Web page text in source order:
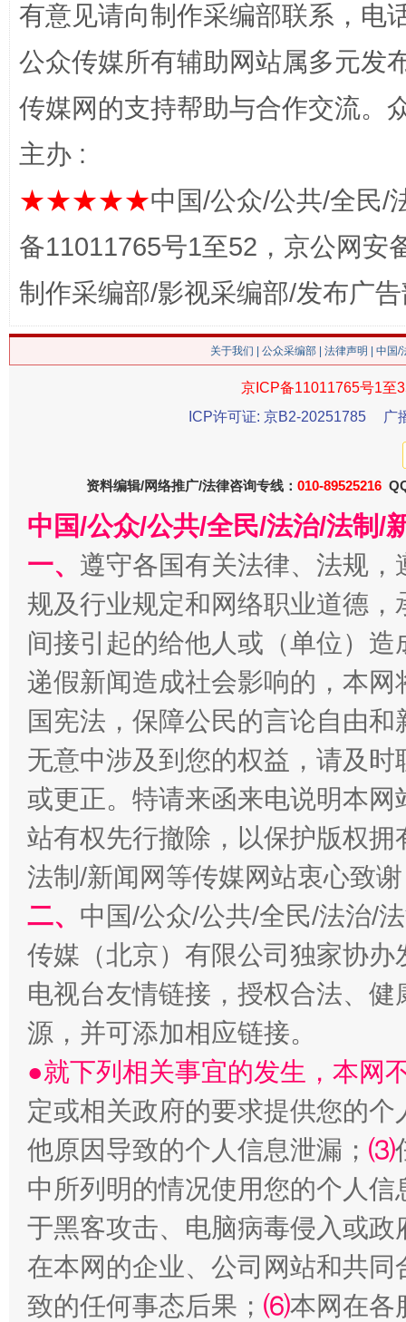
习近平的博鳌关键词
魏明
生
揭批美国五大"原罪" "炒
解纷+调解+退费，一次搞定
站台名比不上好声名
漫山遍野的桃花与雪山、麦地、白藏房 除
有意见请向制作采编部联系，电
公众传媒所有辅助网站属多元发
传媒网的支持帮助与合作交流。
主办 :
★★★★★中国/公众/公共/全民/
备11011765号1至52，京公网安
制作采编部/影视采编部/发布广
关于我们 公众采编部 法律声明 | 中国
京ICP备11011765号1至
ICP许可证: 京B2-20251785
广
资料编辑/网络推广/法律咨询专线： 010-89525216
中国/公众/公共/全民/法治/法制/
一、 遵守各国有关法律、法规
规及行业规定和网络职业道德
间接引起的给他人或（单位）
递假新闻造成社会影响的，本
国宪法，保障公民的言论自由
无意中涉及到您的权益，请及
或更正。特请来函来电说明本
站有权先行撤除，以保护版权
法制/新闻网等传媒网站衷心致
二、 中国/公众/公共/全民/法治/
传媒（北京）有限公司独家协
电视台友情链接，授权合法、
源，并可添加相应链接。
●就下列相关事宜的发生，本网
定或相关政府的要求提供您的个
他原因导致的个人信息泄漏； ⑶
中所列明的情况使用您的个人
于黑客攻击、电脑病毒侵入或
在本网的企业、公司网站和共
致的任何事态后果； ⑹本网在各